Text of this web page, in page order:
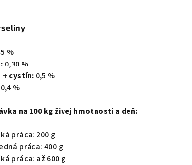
%
0,30 %
+ cystín: 0,5 %
0,4 %
na 100 kg živej hmotnosti a deň:
práca: 200 g
práca: 400 g
práca: až 600 g